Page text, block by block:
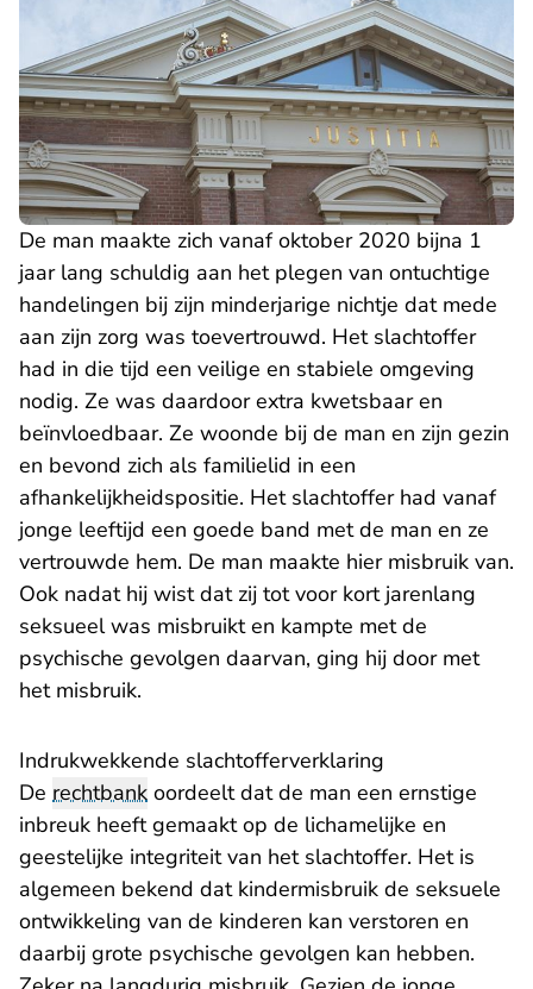
De man maakte zich vanaf oktober 2020 bijna 1
jaar lang schuldig aan het plegen van ontuchtige
handelingen bij zijn minderjarige nichtje dat mede
aan zijn zorg was toevertrouwd. Het slachtoffer
had in die tijd een veilige en stabiele omgeving
nodig. Ze was daardoor extra kwetsbaar en
beïnvloedbaar. Ze woonde bij de man en zijn gezin
en bevond zich als familielid in een
afhankelijkheidspositie. Het slachtoffer had vanaf
jonge leeftijd een goede band met de man en ze
vertrouwde hem. De man maakte hier misbruik van.
Ook nadat hij wist dat zij tot voor kort jarenlang
seksueel was misbruikt en kampte met de
psychische gevolgen daarvan, ging hij door met
het misbruik.
Indrukwekkende slachtofferverklaring
De rechtbank oordeelt dat de man een ernstige
inbreuk heeft gemaakt op de lichamelijke en
geestelijke integriteit van het slachtoffer. Het is
algemeen bekend dat kindermisbruik de seksuele
ontwikkeling van de kinderen kan verstoren en
daarbij grote psychische gevolgen kan hebben.